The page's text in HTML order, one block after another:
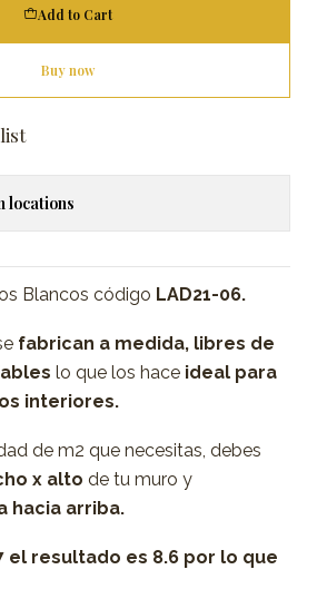
Add to Cart
Buy now
locations
Blancos código LAD21-06.
fabrican a medida, libres de
lo que los hace ideal para
interiores.
de m2 que necesitas, debes
x alto de tu muro y
hacia arriba.
el resultado es 8.6 por lo que